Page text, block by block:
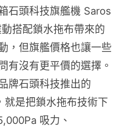
石頭科技旗艦機 Saros
搭配鎖水拖布帶來的
，但旗艦價格也讓一些
有沒有更平價的選擇。
牌石頭科技推出的
是把鎖水拖布技術下
吸力、